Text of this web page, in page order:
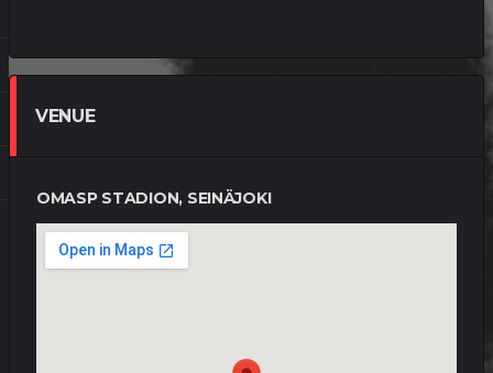
VENUE
OMASP STADION, SEINÄJOKI